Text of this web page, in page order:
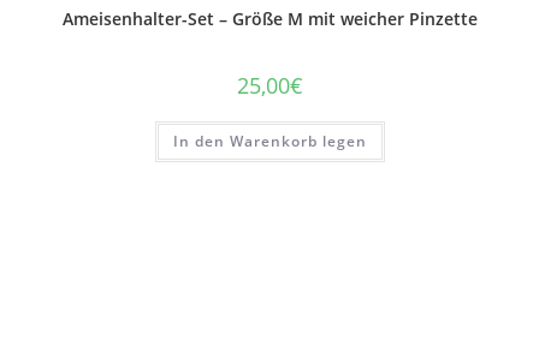
Ameisenhalter-Set – Größe M mit weicher Pinzette
25,00€
In den Warenkorb legen